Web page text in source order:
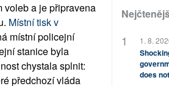
voleb a je připravena
Místní tisk v
místní policejní
stanice byla
chystala splnit:
předchozí vláda
1. 8.
does